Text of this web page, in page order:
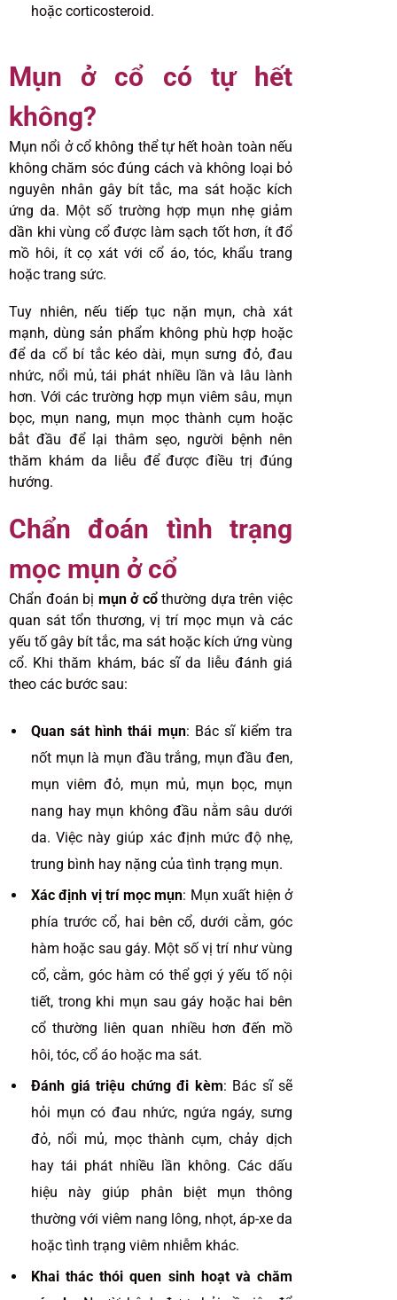
hoặc corticosteroid.
Mụn ở cổ có tự hết
không?
Mụn nổi ở cổ không thể tự hết hoàn toàn nếu
không chăm sóc đúng cách và không loại bỏ
nguyên nhân gây bít tắc, ma sát hoặc kích
ứng da. Một số trường hợp mụn nhẹ giảm
dần khi vùng cổ được làm sạch tốt hơn, ít đổ
mồ hôi, ít cọ xát với cổ áo, tóc, khẩu trang
hoặc trang sức.
Tuy nhiên, nếu tiếp tục nặn mụn, chà xát
mạnh, dùng sản phẩm không phù hợp hoặc
để da cổ bí tắc kéo dài, mụn sưng đỏ, đau
nhức, nổi mủ, tái phát nhiều lần và lâu lành
hơn. Với các trường hợp mụn viêm sâu, mụn
bọc, mụn nang, mụn mọc thành cụm hoặc
bắt đầu để lại thâm sẹo, người bệnh nên
thăm khám da liễu để được điều trị đúng
hướng.
Chẩn đoán tình trạng
mọc mụn ở cổ
Chẩn đoán bị mụn ở cổthường dựa trên việc
quan sát tổn thương, vị trí mọc mụn và các
yếu tố gây bít tắc, ma sát hoặc kích ứng vùng
cổ. Khi thăm khám, bác sĩ da liễu đánh giá
theo các bước sau:
Quan sát hình thái mụn: Bác sĩ kiểm tra
nốt mụn là mụn đầu trắng, mụn đầu đen,
mụn viêm đỏ, mụn mủ, mụn bọc, mụn
nang hay mụn không đầu nằm sâu dưới
da. Việc này giúp xác định mức độ nhẹ,
trung bình hay nặng của tình trạng mụn.
Xác định vị trí mọc mụn: Mụn xuất hiện ở
phía trước cổ, hai bên cổ, dưới cằm, góc
hàm hoặc sau gáy. Một số vị trí như vùng
cổ, cằm, góc hàm có thể gợi ý yếu tố nội
tiết, trong khi mụn sau gáy hoặc hai bên
cổ thường liên quan nhiều hơn đến mồ
hôi, tóc, cổ áo hoặc ma sát.
Đánh giá triệu chứng đi kèm: Bác sĩ sẽ
hỏi mụn có đau nhức, ngứa ngáy, sưng
đỏ, nổi mủ, mọc thành cụm, chảy dịch
hay tái phát nhiều lần không. Các dấu
hiệu này giúp phân biệt mụn thông
thường với viêm nang lông, nhọt, áp-xe da
hoặc tình trạng viêm nhiễm khác.
Khai thác thói quen sinh hoạt và chăm